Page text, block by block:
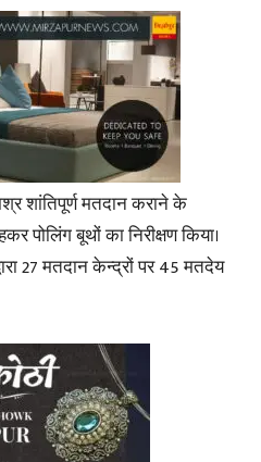
शांतिपूर्ण मतदान कराने के
पोलिंग बूथों का निरीक्षण किया।
27 मतदान केन्द्रों पर 45 मतदेय